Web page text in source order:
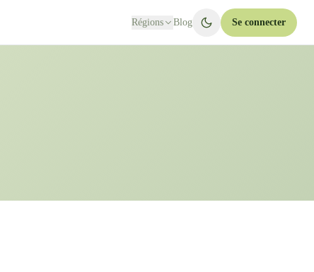
Régions Blog Se connecter